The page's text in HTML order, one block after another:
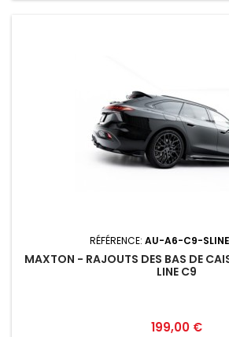
RÉFÉRENCE: AU-A6-C9-
MAXTON - RAJOUTS DES BAS DE
LINE C9
Prix
199,00 €